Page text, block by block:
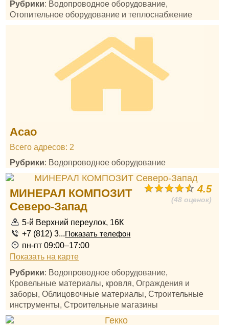
Рубрики: Водопроводное оборудование,
Отопительное оборудование и теплоснабжение
Асао
Всего адресов: 2
Рубрики: Водопроводное оборудование
4.5
(48 оценок)
МИНЕРАЛ КОМПОЗИТ
Северо-Запад
5-й Верхний переулок, 16К
+7 (812) 3...Показать телефон
пн-пт 09:00–17:00
Показать на карте
Рубрики: Водопроводное оборудование,
Кровельные материалы, кровля, Ограждения и
заборы, Облицовочные материалы, Строительные
инструменты, Строительные магазины